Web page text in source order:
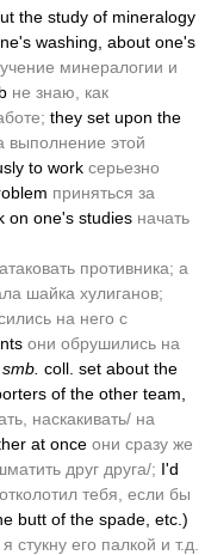
the study of mineralogy
washing, about one's
минералогии и
не знаю, как
they set upon the
выполнение этой
to work серьезно
приняться за
on one's studies начать
атаковать противника; а
шайка хулиганов;
на него с
они обрушились на
coll. set about the
of the other team,
наскакивать/ на
at once они сразу же
друг друга/; I'd
тебя, если бы
butt of the spade, etc.)
стукну его палкой и т.д.